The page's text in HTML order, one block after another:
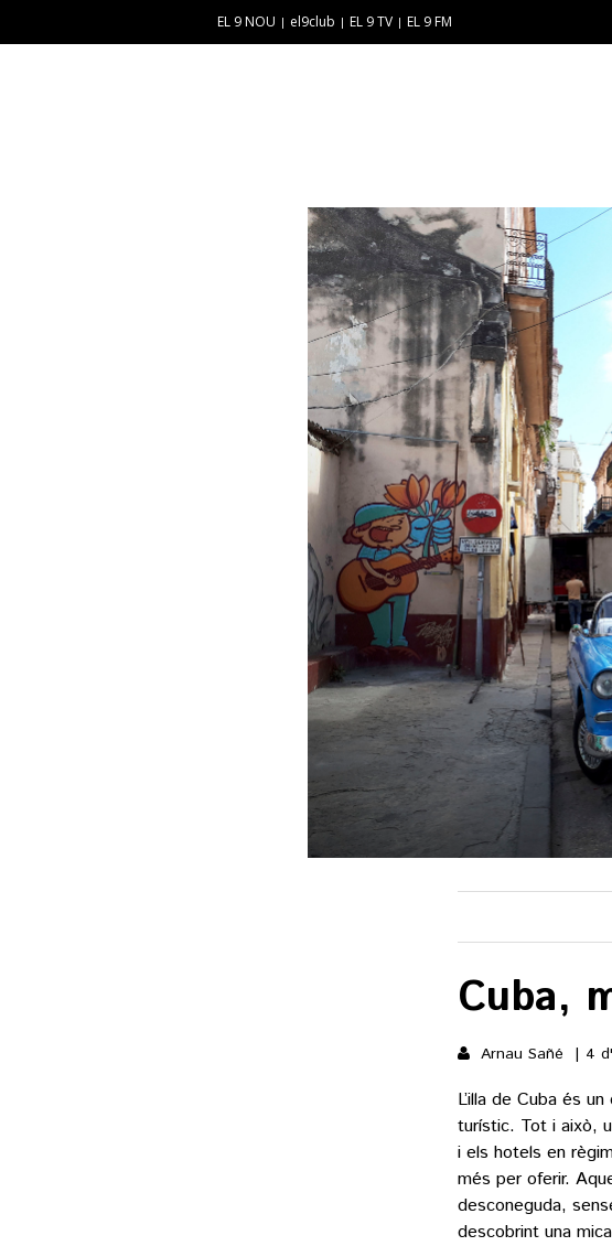
Novetats
El Clàssic |
ESPORTS
Futbol
Hoquei patins
Motor
Veure totes
EL 9 TV
EL 9 NOU el9club EL 9 TV EL 9 FM
Cuba,
Arnau Sañé 4
L’illa de Cuba és
turístic. Tot i això,
i els hotels en
més per oferir.
desconeguda,
descobrint una